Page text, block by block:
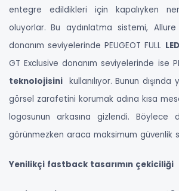
entegre edildikleri için kapalıyken
oluyorlar. Bu aydınlatma sistemi,
donanım seviyelerinde PEUGEOT FULL
GT Exclusive donanım seviyelerinde ise
teknolojisini kullanılıyor. Bunun dışında
görsel zarafetini korumak adına kısa
logosunun arkasına gizlendi. Böylece
görünmezken araca maksimum güvenlik
Yenilikçi fastback tasarımın çekiciliği